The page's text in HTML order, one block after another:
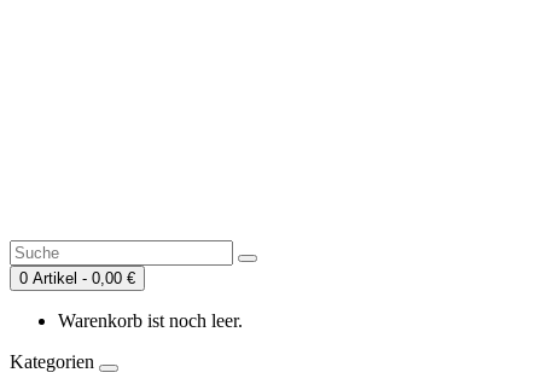
0 Artikel - 0,00 €
Warenkorb ist noch leer.
Kategorien